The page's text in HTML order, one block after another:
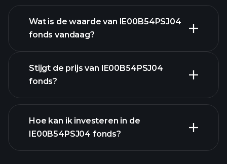
Wat is de waarde van IE00B54PSJ04
fonds vandaag?
grafiek
Stijgt de prijs van IE00B54PSJ04
fonds?
Hoe kan ik investeren in de
IE00B54PSJ04 fonds?